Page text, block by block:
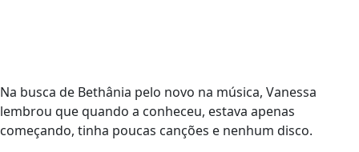
Na busca de Bethânia pelo novo na música, Vanessa
lembrou que quando a conheceu, estava apenas
começando, tinha poucas canções e nenhum disco.